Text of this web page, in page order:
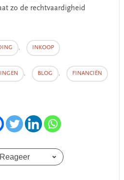
zo de rechtvaardigheid
, INKOOP
, BLOG , FINANCIËN
Reageer